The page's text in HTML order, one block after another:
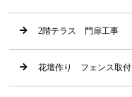
2階テラス 門扉工事
花壇作り フェンス取付